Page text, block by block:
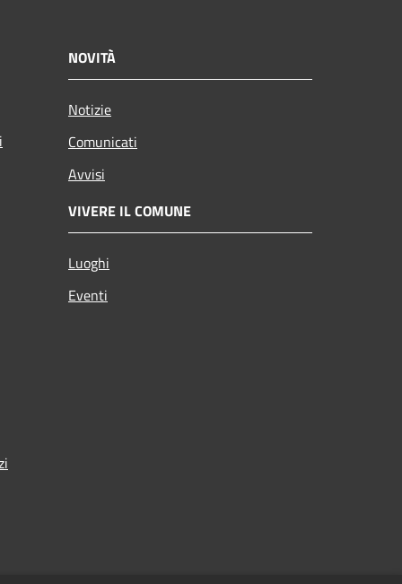
NOVITÀ
Notizie
Comunicati
Avvisi
VIVERE IL COMUNE
Luoghi
Eventi